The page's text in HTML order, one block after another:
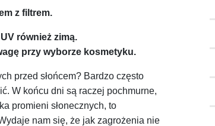
z filtrem.
również zimą.
przy wyborze kosmetyku.
przed słońcem? Bardzo często
W końcu dni są raczej pochmurne,
promieni słonecznych, to
nam się, że jak zagrożenia nie